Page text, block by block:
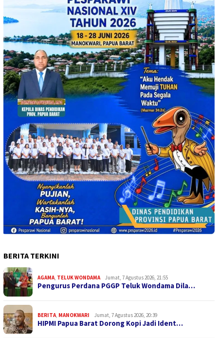
BERITA TERKINI
AGAMA, TELUK WONDAMA Jumat, 7 Agustus 2026, 21:55
Pengurus Perdana PGGP Teluk Wondama Dila…
BERITA, MANOKWARI Jumat, 7 Agustus 2026, 20:39
HIPMI Papua Barat Dorong Kopi Jadi Ident…